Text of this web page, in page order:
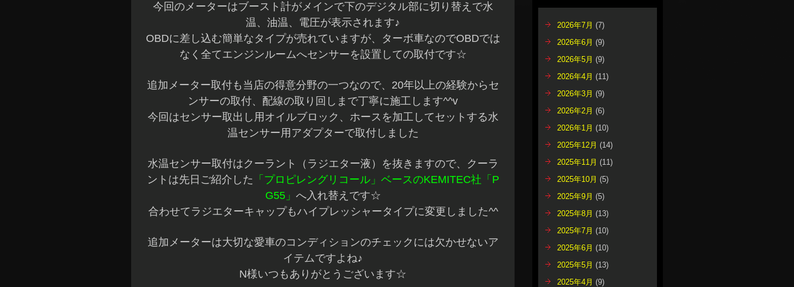
今回のメーターはブースト計がメインで下のデジタル部に切り替えで水
温、油温、電圧が表示されます♪
OBDに差し込む簡単なタイプが売れていますが、ターボ車なのでOBDでは
なく全てエンジンルームへセンサーを設置しての取付です☆
追加メーター取付も当店の得意分野の一つなので、20年以上の経験からセ
ンサーの取付、配線の取り回しまで丁寧に施工します^^v
今回はセンサー取出し用オイルブロック、ホースを加工してセットする水
温センサー用アダプターで取付しました
水温センサー取付はクーラント（ラジエター液）を抜きますので、クーラ
ントは先日ご紹介した 「プロピレングリコール」ベースのKEMITEC社「P
G55」 へ入れ替えです☆
合わせてラジエターキャップもハイプレッシャータイプに変更しました^^
追加メーターは大切な愛車のコンディションのチェックには欠かせないア
イテムですよね♪
N様いつもありがとうございます☆
2026年7月 (7)
2026年6月 (9)
2026年5月 (9)
2026年4月 (11)
2026年3月 (9)
2026年2月 (6)
2026年1月 (10)
2025年12月 (14)
2025年11月 (11)
2025年10月 (5)
2025年9月 (5)
2025年8月 (13)
2025年7月 (10)
2025年6月 (10)
2025年5月 (13)
2025年4月 (9)